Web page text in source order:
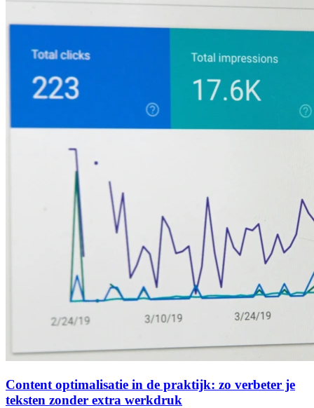
Content optimalisatie in de praktijk: zo verbeter je
teksten zonder extra werkdruk